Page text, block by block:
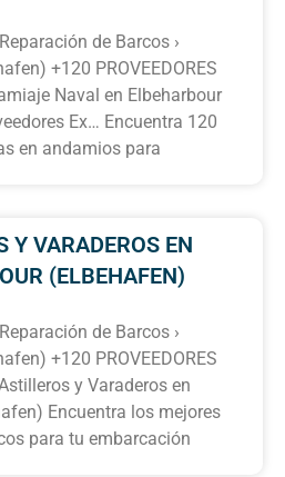
de Barcos ›
+120 PROVEEDORES
Naval en Elbeharbour
Ex… Encuentra 120
en andamios para
Y VARADEROS EN
(ELBEHAFEN)
de Barcos ›
+120 PROVEEDORES
y Varaderos en
Encuentra los mejores
para tu embarcación